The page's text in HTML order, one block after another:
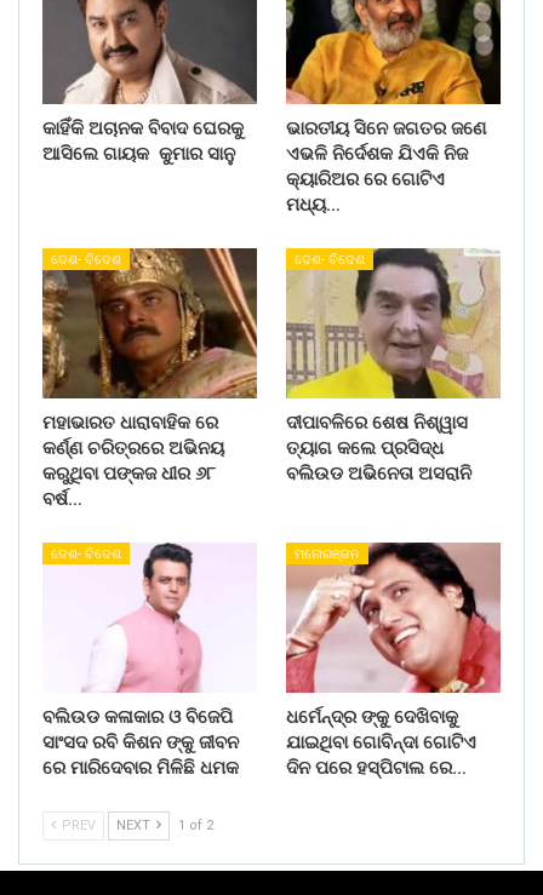
କାହିଁକି ଅଚାନକ ବିବାଦ ଘେରକୁ
ଆସିଲେ ଗାୟକ କୁମାର ସାନୁ
ଭାରତୀୟ ସିନେ ଜଗତର ଜଣେ
ଏଭଳି ନିର୍ଦେଶକ ଯିଏକି ନିଜ
କ୍ୟାରିଅର ରେ ଗୋଟିଏ
ମଧ୍ୟ…
ଦେଶ- ବିଦେଶ
ମହାଭାରତ ଧାରାବାହିକ ରେ
କର୍ଣ୍ଣ ଚରିତ୍ରରେ ଅଭିନୟ
କରୁଥିବା ପଙ୍କଜ ଧୀର ୬୮
ବର୍ଷ…
ଦେଶ- ବିଦେଶ
ଦୀପାବଳିରେ ଶେଷ ନିଶ୍ୱାସ
ତ୍ୟାଗ କଲେ ପ୍ରସିଦ୍ଧ
ବଲିଉଡ ଅଭିନେତା ଅସରାନି
ଦେଶ- ବିଦେଶ
ବଲିଉଡ କଳାକାର ଓ ବିଜେପି
ସାଂସଦ ରବି କିଶନ ଙ୍କୁ ଜୀବନ
ରେ ମାରିଦେବାର ମିଳିଛି ଧମକ
ମନୋରଞ୍ଜନ
ଧର୍ମେନ୍ଦ୍ର ଙ୍କୁ ଦେଖିବାକୁ
ଯାଇଥିବା ଗୋବିନ୍ଦା ଗୋଟିଏ
ଦିନ ପରେ ହସ୍ପିଟାଲ ରେ…
PREV NEXT 1 of 2